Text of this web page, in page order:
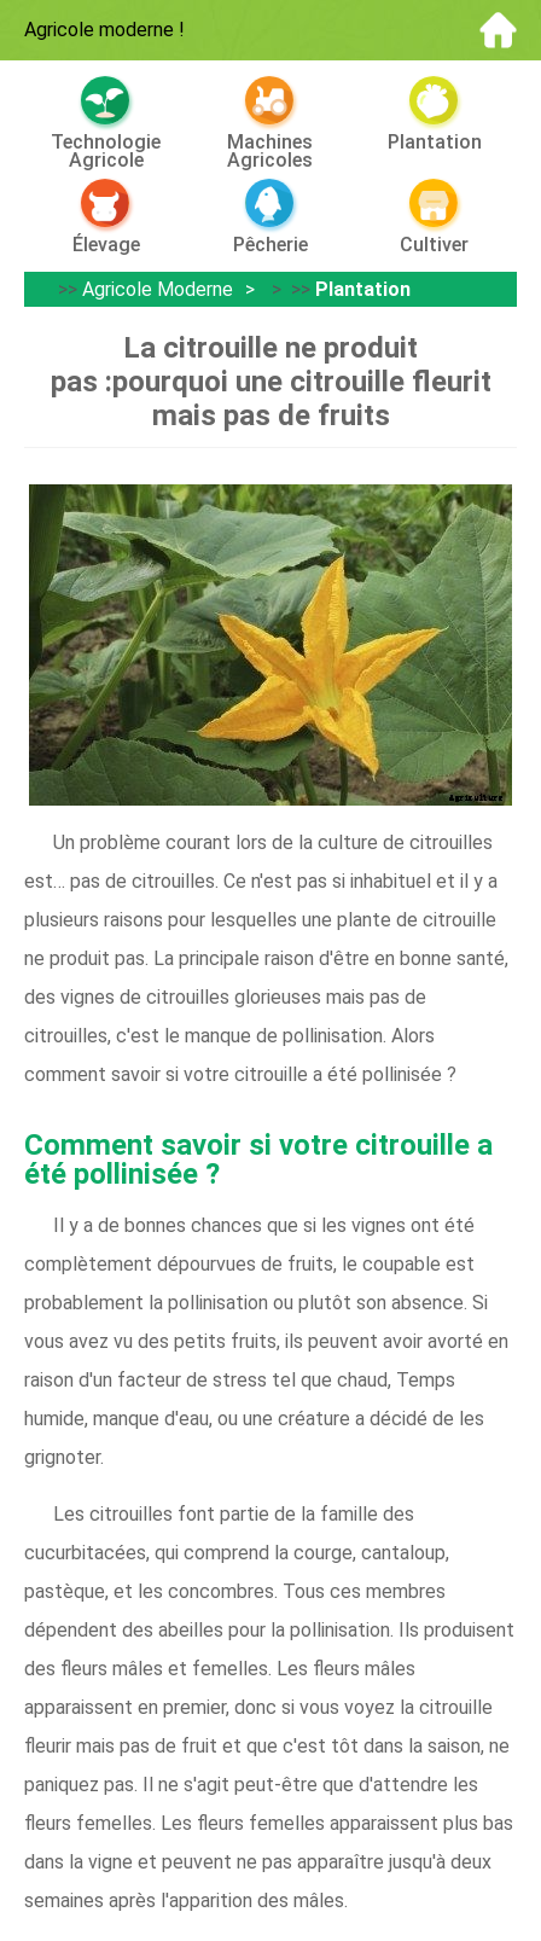
Agricole moderne !
Technologie
Agricole
Machines
Agricoles
Plantation
Élevage Pêcherie
Cultiver
>> Agricole Moderne > >> Plantation
La citrouille ne produit
pas :pourquoi une citrouille fleurit
mais pas de fruits
Un problème courant lors de la culture de citrouilles
est… pas de citrouilles. Ce n'est pas si inhabituel et il y a
plusieurs raisons pour lesquelles une plante de citrouille
ne produit pas. La principale raison d'être en bonne santé,
des vignes de citrouilles glorieuses mais pas de
citrouilles, c'est le manque de pollinisation. Alors
comment savoir si votre citrouille a été pollinisée ?
Comment savoir si votre citrouille a
été pollinisée ?
Il y a de bonnes chances que si les vignes ont été
complètement dépourvues de fruits, le coupable est
probablement la pollinisation ou plutôt son absence. Si
vous avez vu des petits fruits, ils peuvent avoir avorté en
raison d'un facteur de stress tel que chaud, Temps
humide, manque d'eau, ou une créature a décidé de les
grignoter.
Les citrouilles font partie de la famille des
cucurbitacées, qui comprend la courge, cantaloup,
pastèque, et les concombres. Tous ces membres
dépendent des abeilles pour la pollinisation. Ils produisent
des fleurs mâles et femelles. Les fleurs mâles
apparaissent en premier, donc si vous voyez la citrouille
fleurir mais pas de fruit et que c'est tôt dans la saison, ne
paniquez pas. Il ne s'agit peut-être que d'attendre les
fleurs femelles. Les fleurs femelles apparaissent plus bas
dans la vigne et peuvent ne pas apparaître jusqu'à deux
semaines après l'apparition des mâles.